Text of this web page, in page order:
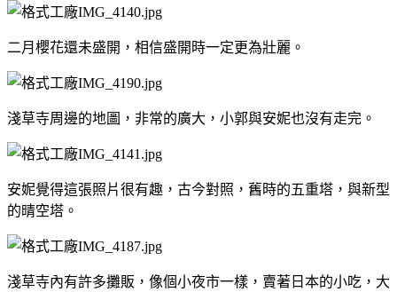
二月櫻花還未盛開，相信盛開時一定更為壯麗。
淺草寺周邊的地圖，非常的廣大，小郭與安妮也沒有走完。
安妮覺得這張照片很有趣，古今對照，舊時的五重塔，與新型
的晴空塔。
淺草寺內有許多攤販，像個小夜市一樣，賣著日本的小吃，大